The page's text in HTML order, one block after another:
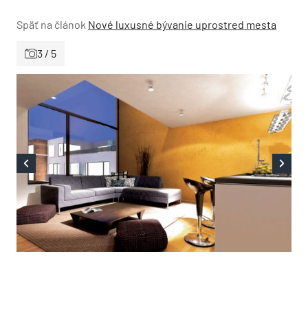
Späť na článok Nové luxusné bývanie uprostred mesta
3 / 5